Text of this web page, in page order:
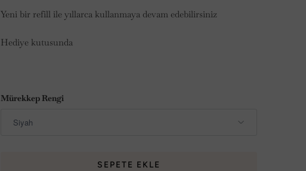
Yeni bir refill ile yıllarca kullanmaya devam edebilirsiniz
Hediye kutusunda
Mürekkep Rengi
SEPETE EKLE